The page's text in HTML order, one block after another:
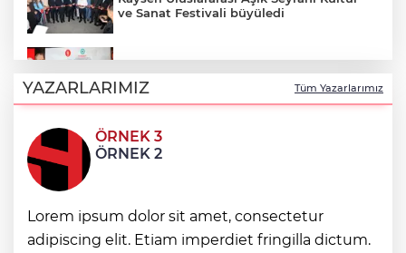
ve Sanat Festivali büyüledi
Türk Dünyasının kalbi Keçiören’de attı
Faili meçhul 2 cinayet daha aydınlatıldı
Hakkâri’de JİHA destekli operasyon
YAZARLARIMIZ Tüm Yazarlarımız
ÖRNEK 3
ÖRNEK 2
Lorem ipsum dolor sit amet, consectetur
adipiscing elit. Etiam imperdiet fringilla dictum.